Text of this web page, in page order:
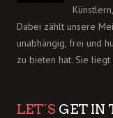
Dabei zählt unsere
unabhängig, frei und
zu bieten hat. Sie liegt
LET´S GET IN